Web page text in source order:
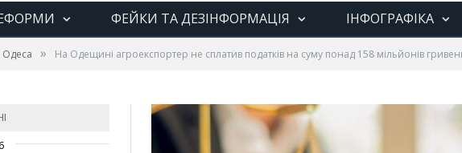
ФЕЙКИ ТА ДЕЗІНФОРМАЦІЯ ІНФОГРАФІКА
Одеса » На Одещині агроекспортер не сплатив податків на суму понад 158 мільйонів